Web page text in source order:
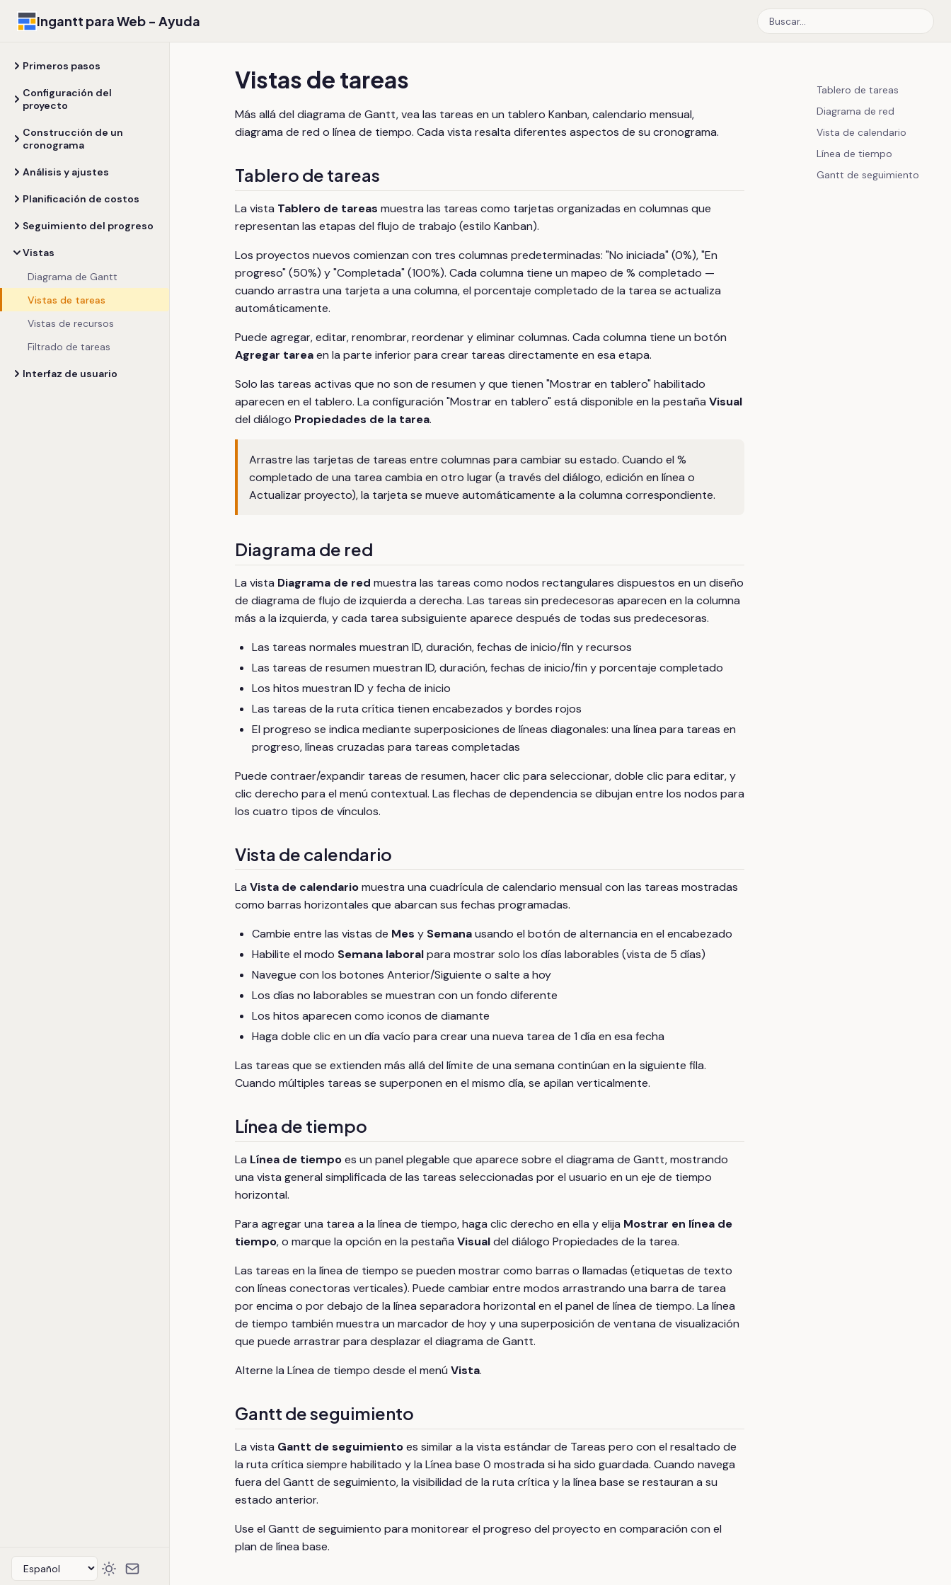
Ingantt para Web - Ayuda
Primeros pasos
Configuración del
proyecto
Construcción de un
cronograma
Análisis y ajustes
Planificación de costos
Seguimiento del progreso
Vistas
Diagrama de Gantt
Vistas de tareas
Vistas de recursos
Filtrado de tareas
Interfaz de usuario
Vistas de tareas
Más allá del diagrama de Gantt, vea las tareas en un tablero Kanban, calendario mensual,
diagrama de red o línea de tiempo. Cada vista resalta diferentes aspectos de su cronograma.
Tablero de tareas
La vista Tablero de tareas muestra las tareas como tarjetas organizadas en columnas que
representan las etapas del flujo de trabajo (estilo Kanban).
Los proyectos nuevos comienzan con tres columnas predeterminadas: "No iniciada" (0%), "En
progreso" (50%) y "Completada" (100%). Cada columna tiene un mapeo de % completado —
cuando arrastra una tarjeta a una columna, el porcentaje completado de la tarea se actualiza
automáticamente.
Puede agregar, editar, renombrar, reordenar y eliminar columnas. Cada columna tiene un botón
Agregar tareaen la parte inferior para crear tareas directamente en esa etapa.
Solo las tareas activas que no son de resumen y que tienen "Mostrar en tablero" habilitado
aparecen en el tablero. La configuración "Mostrar en tablero" está disponible en la pestaña Visual
del diálogo Propiedades de la tarea.
Arrastre las tarjetas de tareas entre columnas para cambiar su estado. Cuando el %
completado de una tarea cambia en otro lugar (a través del diálogo, edición en línea o
Actualizar proyecto), la tarjeta se mueve automáticamente a la columna correspondiente.
Diagrama de red
La vista Diagrama de red muestra las tareas como nodos rectangulares dispuestos en un diseño
de diagrama de flujo de izquierda a derecha. Las tareas sin predecesoras aparecen en la columna
más a la izquierda, y cada tarea subsiguiente aparece después de todas sus predecesoras.
Las tareas normales muestran ID, duración, fechas de inicio/fin y recursos
Las tareas de resumen muestran ID, duración, fechas de inicio/fin y porcentaje completado
Los hitos muestran ID y fecha de inicio
Las tareas de la ruta crítica tienen encabezados y bordes rojos
El progreso se indica mediante superposiciones de líneas diagonales: una línea para tareas en
progreso, líneas cruzadas para tareas completadas
Puede contraer/expandir tareas de resumen, hacer clic para seleccionar, doble clic para editar, y
clic derecho para el menú contextual. Las flechas de dependencia se dibujan entre los nodos para
los cuatro tipos de vínculos.
Vista de calendario
La Vista de calendariomuestra una cuadrícula de calendario mensual con las tareas mostradas
como barras horizontales que abarcan sus fechas programadas.
Cambie entre las vistas de Mes y Semanausando el botón de alternancia en el encabezado
Habilite el modo Semana laboralpara mostrar solo los días laborables (vista de 5 días)
Navegue con los botones Anterior/Siguiente o salte a hoy
Los días no laborables se muestran con un fondo diferente
Los hitos aparecen como iconos de diamante
Haga doble clic en un día vacío para crear una nueva tarea de 1 día en esa fecha
Las tareas que se extienden más allá del límite de una semana continúan en la siguiente fila.
Cuando múltiples tareas se superponen en el mismo día, se apilan verticalmente.
Línea de tiempo
La Línea de tiempoes un panel plegable que aparece sobre el diagrama de Gantt, mostrando
una vista general simplificada de las tareas seleccionadas por el usuario en un eje de tiempo
horizontal.
Para agregar una tarea a la línea de tiempo, haga clic derecho en ella y elija Mostrar en línea de
tiempo, o marque la opción en la pestaña Visualdel diálogo Propiedades de la tarea.
Las tareas en la línea de tiempo se pueden mostrar como barras o llamadas (etiquetas de texto
con líneas conectoras verticales). Puede cambiar entre modos arrastrando una barra de tarea
por encima o por debajo de la línea separadora horizontal en el panel de línea de tiempo. La línea
de tiempo también muestra un marcador de hoy y una superposición de ventana de visualización
que puede arrastrar para desplazar el diagrama de Gantt.
Alterne la Línea de tiempo desde el menú Vista.
Gantt de seguimiento
La vista Gantt de seguimientoes similar a la vista estándar de Tareas pero con el resaltado de
la ruta crítica siempre habilitado y la Línea base 0 mostrada si ha sido guardada. Cuando navega
fuera del Gantt de seguimiento, la visibilidad de la ruta crítica y la línea base se restauran a su
estado anterior.
Use el Gantt de seguimiento para monitorear el progreso del proyecto en comparación con el
plan de línea base.
Tablero de tareas
Diagrama de red
Vista de calendario
Línea de tiempo
Gantt de seguimiento